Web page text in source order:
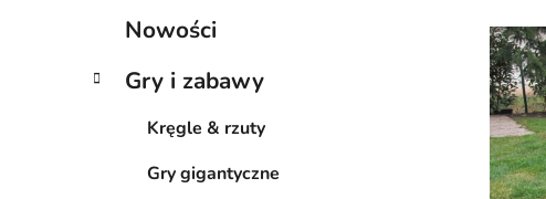
s
Pominąć
kategorie
e
Nowości
Gry i zabawy
Kręgle & rzuty
Gry gigantyczne